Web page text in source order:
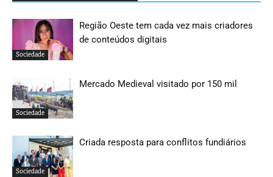
Sociedade
Região Oeste tem cada vez mais criadores
de conteúdos digitais
Sociedade
Mercado Medieval visitado por 150 mil
Sociedade
Criada resposta para conflitos fundiários